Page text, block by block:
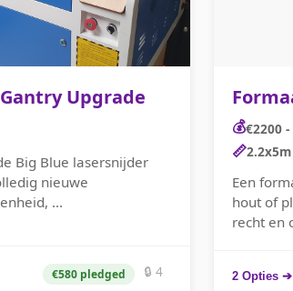
Upgrade
Big Blue lasersnijder
nieuwe
...
€580 pledged 🔒 4
💰€2200
📏
Een
hout of
recht en
2 Opties ➔